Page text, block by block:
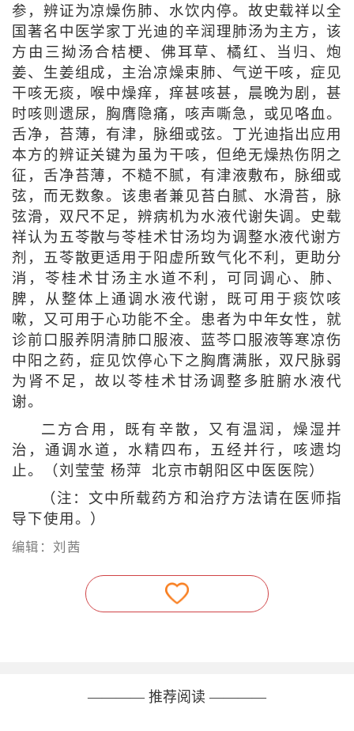
参，辨证为凉燥伤肺、水饮内停。故史载祥以全
国著名中医学家丁光迪的辛润理肺汤为主方，该
方由三拗汤合桔梗、佛耳草、橘红、当归、炮
姜、生姜组成，主治凉燥束肺、气逆干咳，症见
干咳无痰，喉中燥痒，痒甚咳甚，晨晚为剧，甚
时咳则遗尿，胸膺隐痛，咳声嘶急，或见咯血。
舌净，苔薄，有津，脉细或弦。丁光迪指出应用
本方的辨证关键为虽为干咳，但绝无燥热伤阴之
征，舌净苔薄，不糙不腻，有津液敷布，脉细或
弦，而无数象。该患者兼见苔白腻、水滑苔，脉
弦滑，双尺不足，辨病机为水液代谢失调。史载
祥认为五苓散与苓桂术甘汤均为调整水液代谢方
剂，五苓散更适用于阳虚所致气化不利，更助分
消，苓桂术甘汤主水道不利，可同调心、肺、
脾，从整体上通调水液代谢，既可用于痰饮咳
嗽，又可用于心功能不全。患者为中年女性，就
诊前口服养阴清肺口服液、蓝芩口服液等寒凉伤
中阳之药，症见饮停心下之胸膺满胀，双尺脉弱
为肾不足，故以苓桂术甘汤调整多脏腑水液代
谢。
二方合用，既有辛散，又有温润，燥湿并
治，通调水道，水精四布，五经并行，咳遗均
止。（刘莹莹 杨萍 北京市朝阳区中医医院）
（注：文中所载药方和治疗方法请在医师指
导下使用。）
编辑：刘茜
———— 推荐阅读 ————